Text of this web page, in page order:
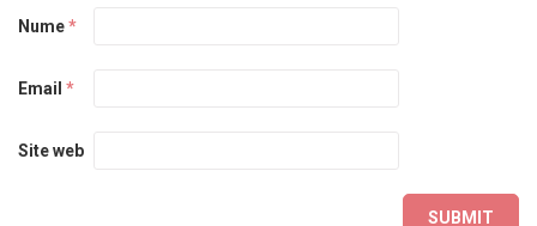
Nume*
Email *
Site web